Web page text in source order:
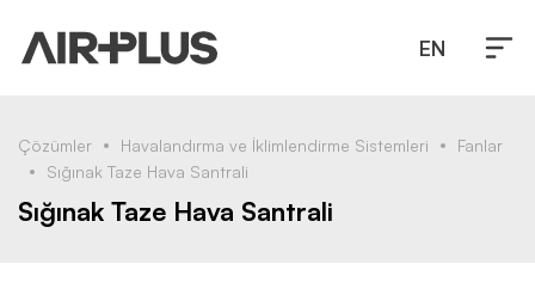
EN
Çözümler Havalandırma ve İklimlendirme Sistemleri
Fanlar
Sığınak Taze Hava Santrali
Sığınak Taze Hava Santrali